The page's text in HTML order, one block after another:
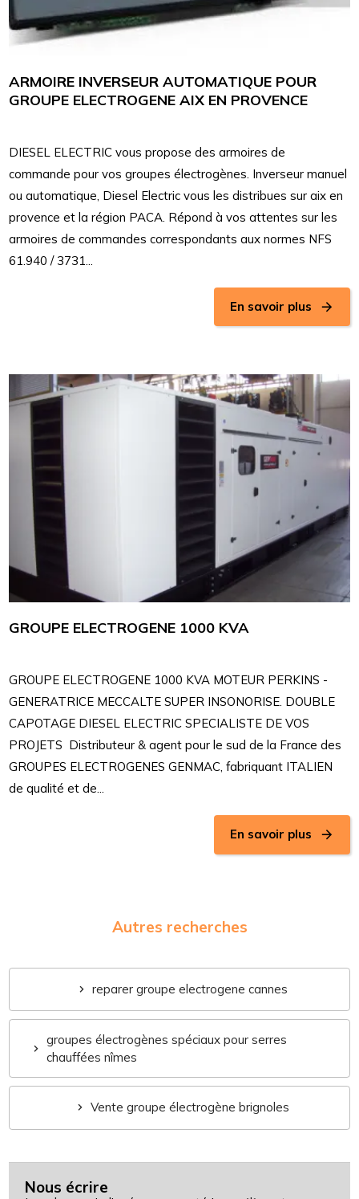
ARMOIRE INVERSEUR AUTOMATIQUE POUR
GROUPE ELECTROGENE AIX EN PROVENCE
DIESEL ELECTRIC vous propose des armoires de
commande pour vos groupes électrogènes. Inverseur manuel
ou automatique, Diesel Electric vous les distribues sur aix en
provence et la région PACA. Répond à vos attentes sur les
armoires de commandes correspondants aux normes NFS
61.940 / 3731...
En savoir plus
GROUPE ELECTROGENE 1000 KVA
GROUPE ELECTROGENE 1000 KVA MOTEUR PERKINS -
GENERATRICE MECCALTE SUPER INSONORISE. DOUBLE
CAPOTAGE DIESEL ELECTRIC SPECIALISTE DE VOS
PROJETS Distributeur & agent pour le sud de la France des
GROUPES ELECTROGENES GENMAC, fabriquant ITALIEN
de qualité et de...
En savoir plus
Autres recherches
reparer groupe electrogene cannes
groupes électrogènes spéciaux pour serres
chauffées nîmes
Vente groupe électrogène brignoles
Nous écrire